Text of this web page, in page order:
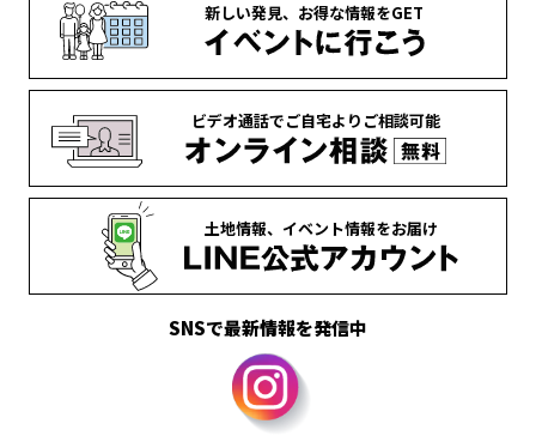
新しい発見、 お得な情報をGET
ビデオ通話でご自宅より ご相談可能
土地情報、 イベント情報をお届け
SNSで最新情報を発信中